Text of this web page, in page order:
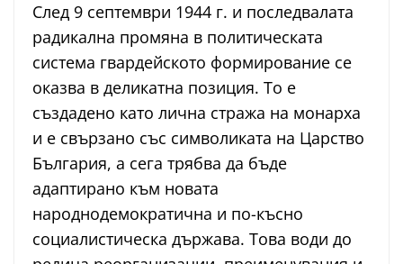
След 9 септември 1944 г. и последвалата
радикална промяна в политическата
система гвардейското формирование се
оказва в деликатна позиция. То е
създадено като лична стража на монарха
и е свързано със символиката на Царство
България, а сега трябва да бъде
адаптирано към новата
народнодемократична и по-късно
социалистическа държава. Това води до